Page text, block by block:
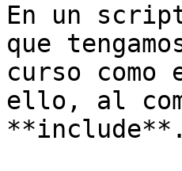
En un
que
curso como
ello, al